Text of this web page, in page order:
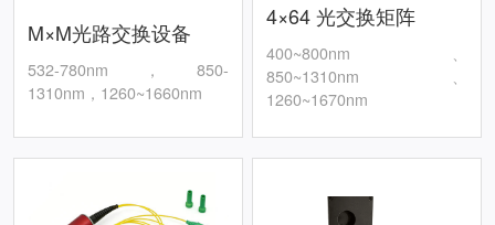
M×M光路交换设备
532-780nm，850-
1310nm，1260~1660nm
4×64 光交换矩阵
400~800nm、
850~1310nm、
1260~1670nm